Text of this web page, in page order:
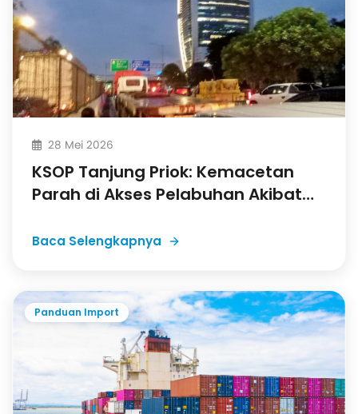
28 Mei 2026
KSOP Tanjung Priok: Kemacetan
Parah di Akses Pelabuhan Akibat
Baca Selengkapnya
Panduan Import